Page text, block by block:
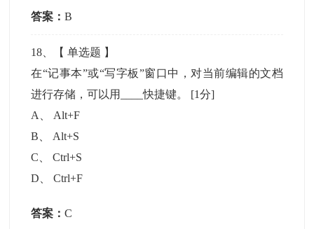
答案：B
18 、【单选题 】
在“记事本”或“写字板”窗口中，对当前编辑的文档
进行存储，可以用____快捷键。 [1分]
A
Alt+F
B
Alt+S
C 、Ctrl+S
D 、Ctrl+F
答案：C